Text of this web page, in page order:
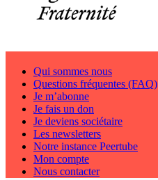
Qui sommes nous
Questions fréquentes (FAQ)
Je m’abonne
Je fais un don
Je deviens sociétaire
Les newsletters
Notre instance Peertube
Mon compte
Nous contacter